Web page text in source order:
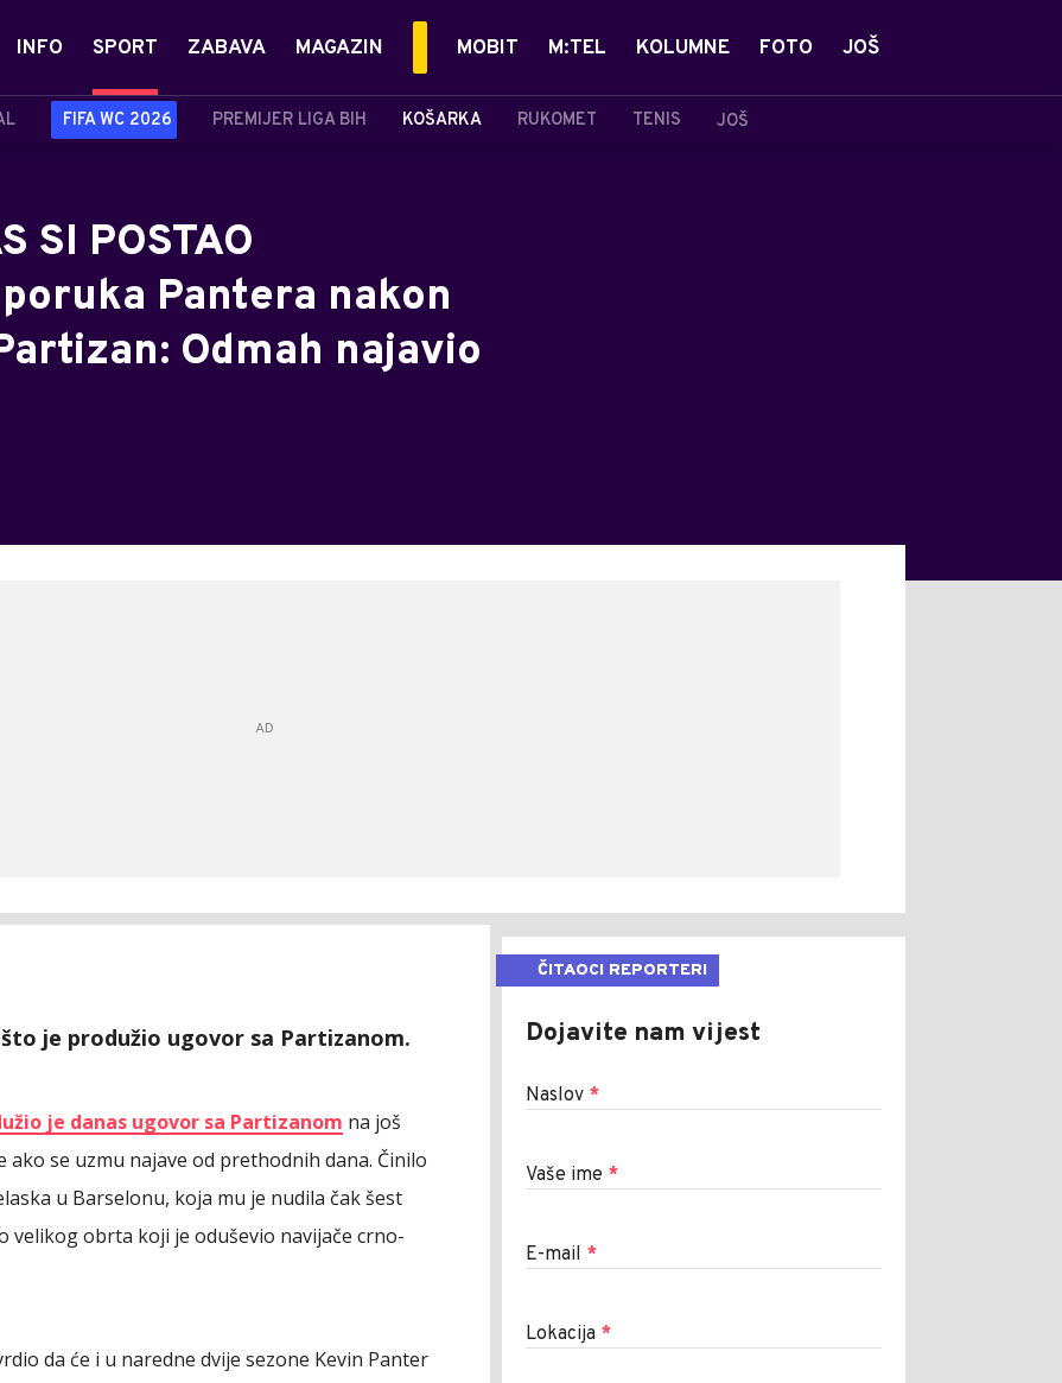
INFO SPORT
FIFA WC 2026 PREMIJER LIGA BIH KOŠARKA RUKOMET TENIS JOŠ
ZABAVA MAGAZIN MOBIT M:TEL KOLUMNE FOTO JOŠ
SI POSTAO
Pantera nakon
Odmah najavio
je produžio ugovor sa Partizanom.
je danas ugovor sa Partizanom na još
se uzmu najave od prethodnih dana. Činilo
u Barselonu, koja mu je nudila čak šest
velikog obrta koji je oduševio navijače crno-
da će i u naredne dvije sezone Kevin Panter
ČITAOCI REPORTERI
Dojavite nam vijest
Naslov *
Vaše ime *
E-mail *
Lokacija *